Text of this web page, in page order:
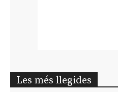
Les més llegides